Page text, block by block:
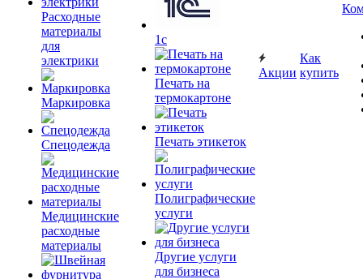
Расходные
материалы
для
электрики
Маркировка
Спецодежда
Медицинские
расходные
материалы
1c
Печать на
термокартоне
Печать этикеток
Полиграфические
услуги
Другие услуги
для бизнеса
Акции
Как
купить